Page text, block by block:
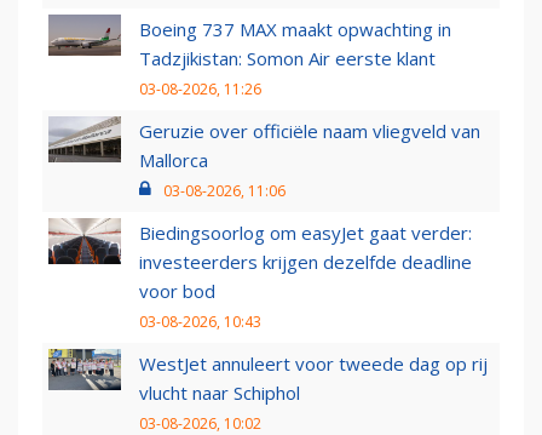
Boeing 737 MAX maakt opwachting in
Tadzjikistan: Somon Air eerste klant
03-08-2026, 11:26
Geruzie over officiële naam vliegveld van
Mallorca
03-08-2026, 11:06
Biedingsoorlog om easyJet gaat verder:
investeerders krijgen dezelfde deadline
voor bod
03-08-2026, 10:43
WestJet annuleert voor tweede dag op rij
vlucht naar Schiphol
03-08-2026, 10:02